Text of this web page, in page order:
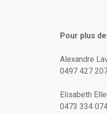
Pour plus
Alexandre
0497 427
Elisabeth
0473 334